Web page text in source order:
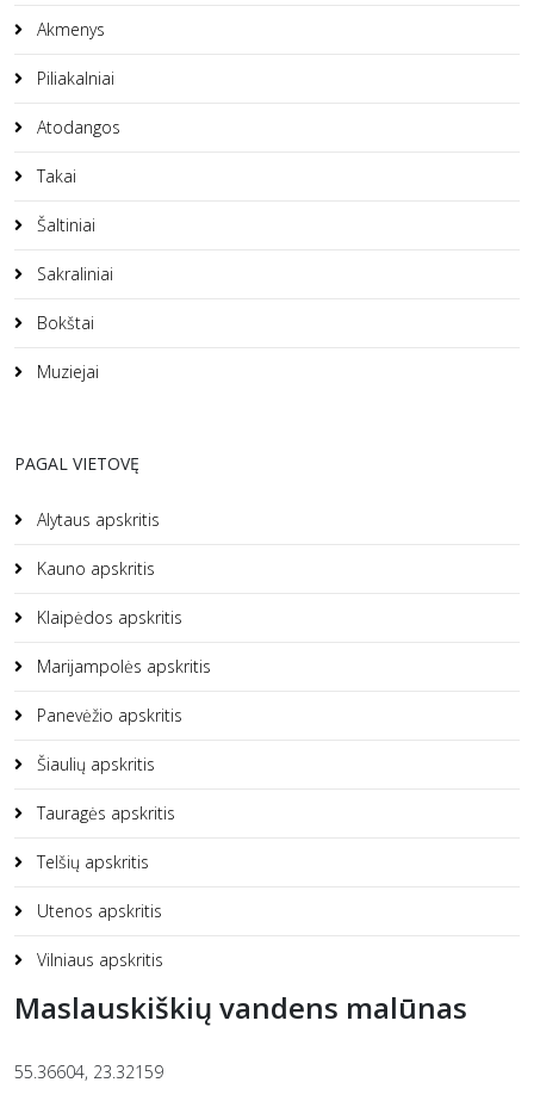
Akmenys
Piliakalniai
Atodangos
Takai
Šaltiniai
Sakraliniai
Bokštai
Muziejai
PAGAL VIETOVĘ
Alytaus apskritis
Kauno apskritis
Klaipėdos apskritis
Marijampolės apskritis
Panevėžio apskritis
Šiaulių apskritis
Tauragės apskritis
Telšių apskritis
Utenos apskritis
Vilniaus apskritis
Maslauskiškių vandens malūnas
55.36604, 23.32159